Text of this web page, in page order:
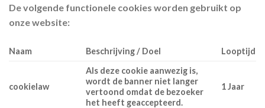
De volgende functionele cookies worden gebruikt op
onze website:
Naam Beschrijving / Doel Looptijd
cookielaw
Als deze cookie aanwezig is,
wordt de banner niet langer
vertoond omdat de bezoeker
het heeft geaccepteerd.
1 Jaar